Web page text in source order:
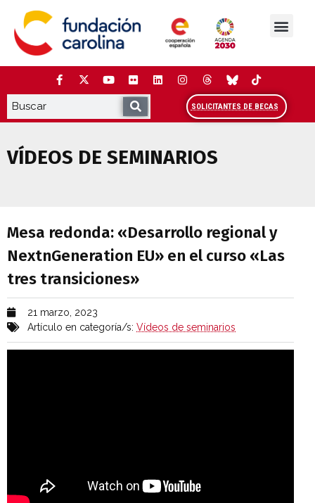
contenido
SOLICITANTES DE BECAS
VÍDEOS DE SEMINARIOS
Mesa redonda: «Desarrollo regional y
NextnGeneration EU» en el curso «Las
tres transiciones»
21 marzo, 2023
Artículo en categoría/s: Vídeos de seminarios